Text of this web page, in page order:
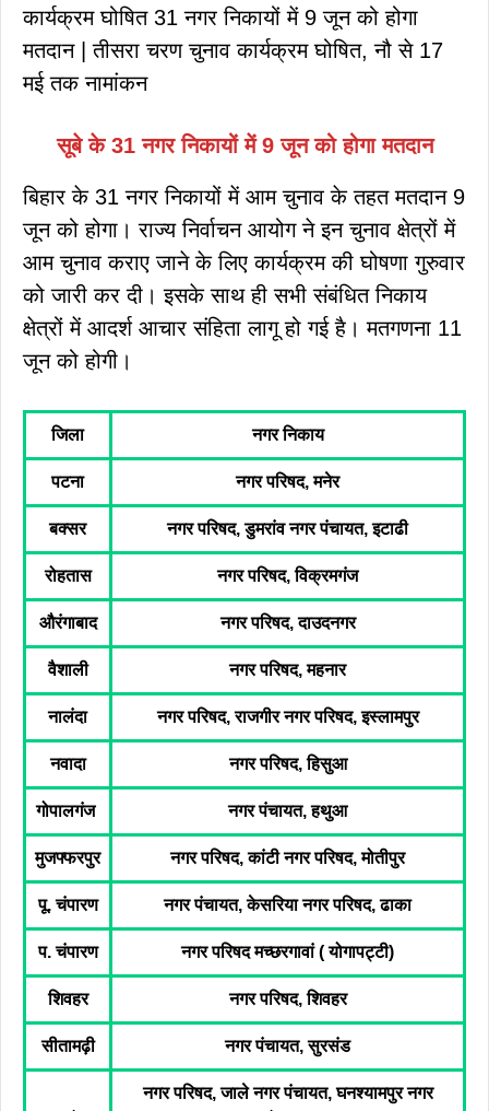
कार्यक्रम घोषित 31 नगर निकायों में 9 जून को होगा
मतदान | तीसरा चरण चुनाव कार्यक्रम घोषित, नौ से 17
मई तक नामांकन
सूबे के 31 नगर निकायों में 9 जून को होगा मतदान
बिहार के 31 नगर निकायों में आम चुनाव के तहत मतदान 9
जून को होगा। राज्य निर्वाचन आयोग ने इन चुनाव क्षेत्रों में
आम चुनाव कराए जाने के लिए कार्यक्रम की घोषणा गुरुवार
को जारी कर दी। इसके साथ ही सभी संबंधित निकाय
क्षेत्रों में आदर्श आचार संहिता लागू हो गई है। मतगणना 11
जून को होगी।
जिला नगर निकाय
पटना नगर परिषद, मनेर
बक्सर नगर परिषद, डुमरांव नगर पंचायत, इटाढी
रोहतास नगर परिषद, विक्रमगंज
औरंगाबाद नगर परिषद, दाउदनगर
वैशाली नगर परिषद, महनार
नालंदा नगर परिषद, राजगीर नगर परिषद, इस्लामपुर
नवादा नगर परिषद, हिसुआ
गोपालगंज नगर पंचायत, हथुआ
मुजफ्फरपुर नगर परिषद, कांटी नगर परिषद, मोतीपुर
पू. चंपारण नगर पंचायत, केसरिया नगर परिषद, ढाका
प. चंपारण नगर परिषद मच्छरगावां ( योगापट्टी)
शिवहर नगर परिषद, शिवहर
सीतामढ़ी नगर पंचायत, सुरसंड
नगर परिषद, जाले नगर पंचायत, घनश्यामपुर नगर